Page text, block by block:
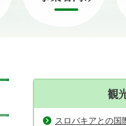
観
スロバキアとの国